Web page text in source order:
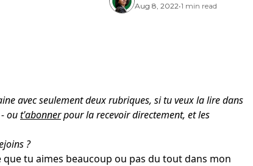
Aug 8, 2022•1 min read
avec seulement deux rubriques, si tu veux la lire dans
- out'abonnerpour la recevoir directement, et les
?
que tu aimes beaucoup ou pas du tout dans mon